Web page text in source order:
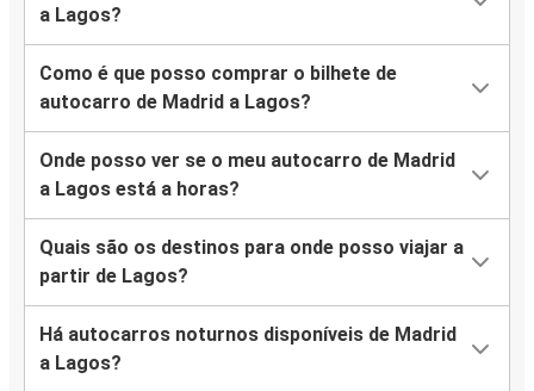
a Lagos?
Como é que posso comprar o bilhete de
autocarro de Madrid a Lagos?
Onde posso ver se o meu autocarro de Madrid
a Lagos está a horas?
Quais são os destinos para onde posso viajar a
partir de Lagos?
Há autocarros noturnos disponíveis de Madrid
a Lagos?